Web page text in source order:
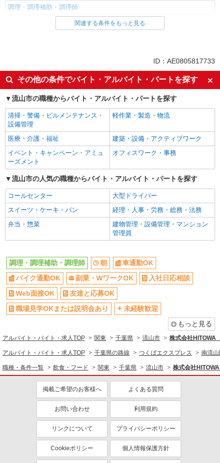
調理・調理補助・調理師
同じ雇用形態から南流山駅の求人を探す
朝
車通勤OK
バイク通勤OK
副業・WワークOK
入社日応相談
Web面接OK
友達と応募OK
職場見学OKまたは説明会あり
未経験歓迎
経験者・有資格者歓迎
新卒・第二新卒歓迎
女性活躍中
主婦・主夫歓迎
学歴不問
ブランクOK
ミドル（40代～）活躍中
エルダー（50代～）活躍中
シニア（60代～）活躍中
ボーナス・賞与あり
昇給あり
時間固定シフト制
禁煙・分煙
家賃補助・住宅手当有
まかない・食事補助
産休・育休取得実績あり
退職金・財形貯蓄制度あり
各種手当（家族・役職・インセン
ティブなど）あり
社割・特典あり
制服貸与
研修制度あり
同じ職種から求人を探す
調理・調理補助・調理師
同じ特徴から求人を探す
副業・WワークOK
ミドル（40代～）活躍中
ボーナス・賞与あり
交通費支給
まかない・食事補助
関連する条件をもっと見る
ID：AE0805817733
その他の条件でバイト・アルバイト・パートを探す
流山市の職種からバイト・アルバイト・パートを探す
清掃・警備・ビルメンテナンス・
設備管理
軽作業・製造・物流
医療・介護・福祉
建築・設備・アクティブワーク
イベント・キャンペーン・アミュ
ーズメント
オフィスワーク・事務
流山市の人気の職種からバイト・アルバイト・パートを探す
コールセンター
大型ドライバー
スイーツ・ケーキ・パン
経理・人事・労務・総務・法務
弁当・惣菜
建物管理・設備管理・マンション
管理員
調理・調理補助・調理師 朝
車通勤OK
バイク通勤OK
副業・WワークOK
入社日応相談
Web面接OK
友達と応募OK
職場見学OKまたは説明会あり
未経験歓迎
もっと見る
アルバイト・バイト・求人TOP 関東 千葉県 流山市 株式会社HITOWA
アルバイト・バイト・求人TOP 千葉県の路線 つくばエクスプレス 南流
職種・条件一覧 飲食・フード 関東 千葉県 流山市 株式会社
掲載ご希望のお客様へ よくある質問
お問い合わせ 利用規約
リンクについて プライバシーポリシー
Cookieポリシー 個人情報保護方針